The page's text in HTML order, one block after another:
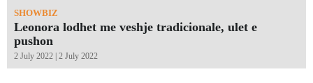
SHOWBIZ
Leonora lodhet me veshje tradicionale, ulet e
pushon
2 July 2022 | 2 July 2022